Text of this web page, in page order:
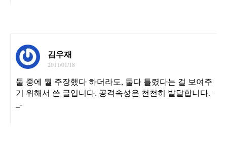
김우재
2011/01/18
둘 중에 뭘 주장했다 하더라도, 둘다 틀렸다는 걸 보여주
기 위해서 쓴 글입니다. 공격속성은 천천히 발달합니다. -
_-